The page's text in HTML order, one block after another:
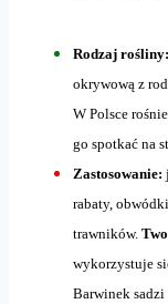
Rodzaj rośliny:
okrywową z
W Polsce
go spotkać na
Zastosowanie:
rabaty,
trawników.
wykorzystuje
Barwinek sadzi